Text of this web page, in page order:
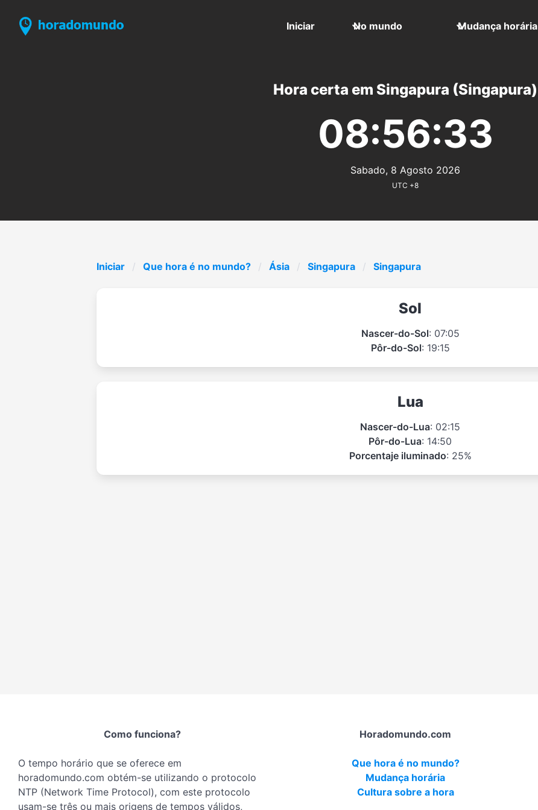
Iniciar No mundo Mudança horária
Hora certa em Singapura (Singapura)
08:56:33
Sabado, 8 Agosto 2026
UTC +8
Iniciar Que hora é no mundo? Ásia Singapura Singapura
Sol
Nascer-do-Sol: 07:05
Pôr-do-Sol: 19:15
Lua
Nascer-do-Lua: 02:15
Pôr-do-Lua: 14:50
Porcentaje iluminado: 25%
Como funciona?
O tempo horário que se oferece em
horadomundo.com obtém-se utilizando o protocolo
NTP (Network Time Protocol), com este protocolo
usam-se três ou mais origens de tempos válidos,
Horadomundo.com
Que hora é no mundo?
Mudança horária
Cultura sobre a hora